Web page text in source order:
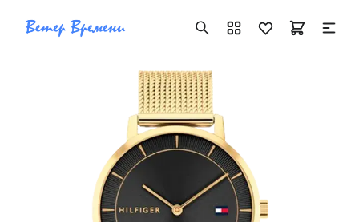
+7 ( 705 ) 181-42-50
info@vetervremeni.kz
Авторизация